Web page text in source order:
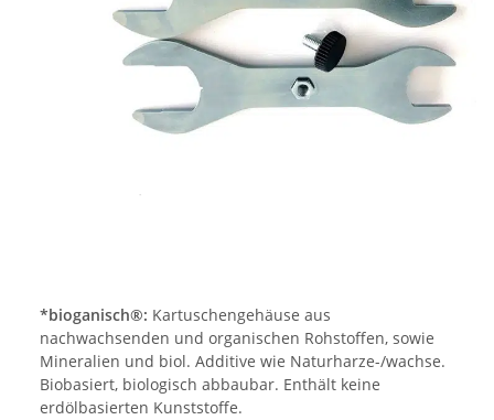
*bioganisch®: Kartuschengehäuse aus
nachwachsenden und organischen Rohstoffen, sowie
Mineralien und biol. Additive wie Naturharze-/wachse.
Biobasiert, biologisch abbaubar. Enthält keine
erdölbasierten Kunststoffe.